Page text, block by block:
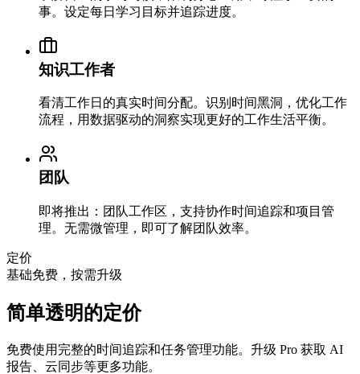
事。设定每日学习目标并追踪进度。
知识工作者
看清工作日的真实时间分配。识别时间黑洞，优化工作
流程，用数据驱动的洞察实现更好的工作生活平衡。
团队
即将推出：团队工作区，支持协作时间追踪和项目管
理。无需微管理，即可了解团队效率。
定价
基础免费，按需升级
简单透明的定价
免费使用完整的时间追踪和任务管理功能。升级 Pro 获取 AI
报告、云同步等更多功能。